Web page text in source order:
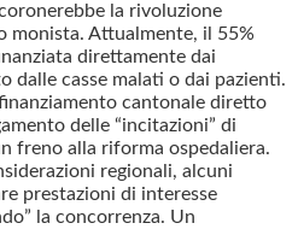
la rivoluzione
monista. Attualmente, il 55%
direttamente dai
dalle casse malati o dai pazienti.
cantonale diretto
delle “incitazioni” di
freno alla riforma ospedaliera.
regionali, alcuni
prestazioni di interesse
la concorrenza. Un